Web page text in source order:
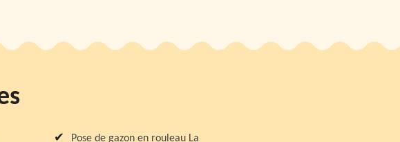
Pose de gazon en rouleau La